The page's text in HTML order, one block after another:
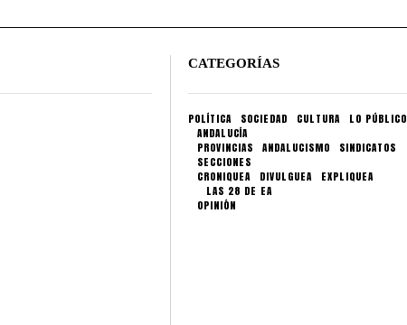
CATEGORÍAS
POLÍTICA SOCIEDAD CULTURA
LO PÚBLICO
ANDALUCÍA
PROVINCIAS
ANDALUCISMO
SINDICATOS
SECCIONES
CRONIQUEA
DIVULGUEA
EXPLIQUEA
LAS 28 DE EA
OPINIÓN